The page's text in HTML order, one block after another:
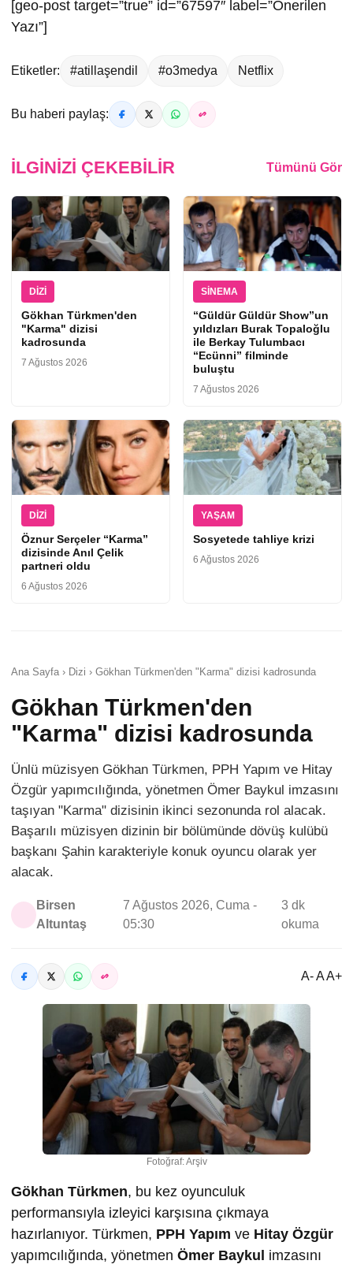
[geo-post target=”true” id=”67597″ label=”Önerilen
Yazı”]
Etiketler: #atillaşendil #o3medya Netflix
Bu haberi paylaş:
İLGINIZI ÇEKEBILIR Tümünü Gör
DIZI
Gökhan Türkmen'den
"Karma" dizisi
kadrosunda
7 Ağustos 2026
SINEMA
“Güldür Güldür Show”un
yıldızları Burak Topaloğlu
ile Berkay Tulumbacı
“Ecünni” filminde
buluştu
7 Ağustos 2026
DIZI
Öznur Serçeler “Karma”
dizisinde Anıl Çelik
partneri oldu
6 Ağustos 2026
YAŞAM
Sosyetede tahliye krizi
6 Ağustos 2026
Ana Sayfa › Dizi › Gökhan Türkmen'den "Karma" dizisi kadrosunda
Gökhan Türkmen'den
"Karma" dizisi kadrosunda
Ünlü müzisyen Gökhan Türkmen, PPH Yapım ve Hitay
Özgür yapımcılığında, yönetmen Ömer Baykul imzasını
taşıyan "Karma" dizisinin ikinci sezonunda rol alacak.
Başarılı müzisyen dizinin bir bölümünde dövüş kulübü
başkanı Şahin karakteriyle konuk oyuncu olarak yer
alacak.
Birsen
Altuntaş
7 Ağustos 2026, Cuma -
05:30
3 dk
okuma
A- A A+
Fotoğraf: Arşiv
Gökhan Türkmen, bu kez oyunculuk
performansıyla izleyici karşısına çıkmaya
hazırlanıyor. Türkmen, PPH Yapım ve Hitay Özgür
yapımcılığında, yönetmen Ömer Baykul imzasını